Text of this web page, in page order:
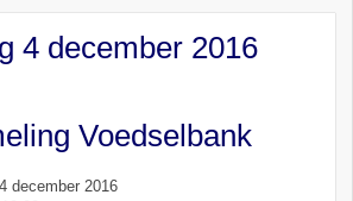
4 december 2016
Voedselbank
december 2016